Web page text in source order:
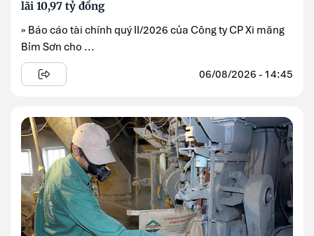
lãi 10,97 tỷ đồng
» Báo cáo tài chính quý II/2026 của Công ty CP Xi măng
Bỉm Sơn cho ...
06/08/2026 - 14:45